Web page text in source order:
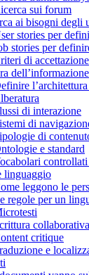
sui forum
ai bisogni degli
stories per
stories per
di accettazione
dell’informazione
di interazione
di
di
e standard
controllati
linguaggio
leggono le
regole per un
collaborativa
critique
e